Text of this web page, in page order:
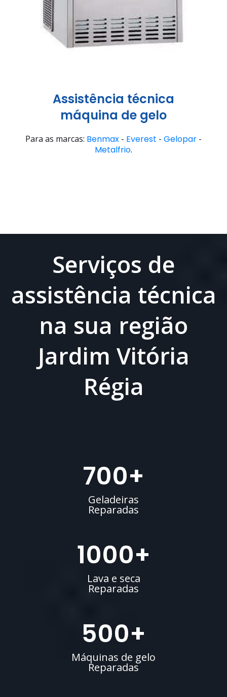
Assistência técnica
máquina de gelo
Para as marcas: Benmax - Everest - Gelopar -
Metalfrio.
Serviços de
assistência técnica
na sua região
Jardim Vitória
Régia
700+
Geladeiras
Reparadas
1000+
Lava e seca
Reparadas
500+
Máquinas de gelo
Reparadas